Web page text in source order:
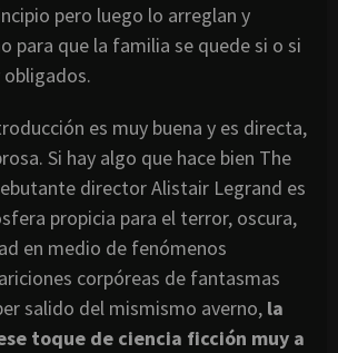
pero luego lo arreglan y
para que la familia se quede si o si
obligados.
es muy buena y es directa,
Si hay algo que hace bien The
director Alistair Legrand es
propicia para el terror, oscura,
en medio de fenómenos
corpóreas de fantasmas
salido del mismismo averno, la
toque de ciencia ficción muy a